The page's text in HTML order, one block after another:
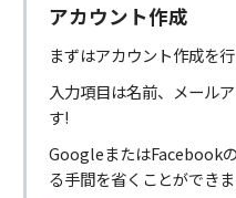
アカウント作成
まずはアカウント作成を
入力項目は名前、メール
す!
GoogleまたはFacebook
る手間を省くことができま